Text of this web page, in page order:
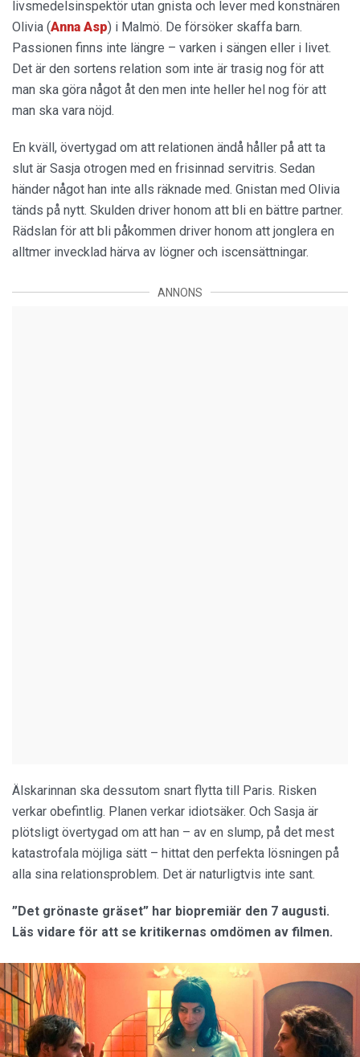
livsmedelsinspektör utan gnista och lever med konstnären
Olivia (Anna Asp) i Malmö. De försöker skaffa barn.
Passionen finns inte längre – varken i sängen eller i livet.
Det är den sortens relation som inte är trasig nog för att
man ska göra något åt den men inte heller hel nog för att
man ska vara nöjd.
En kväll, övertygad om att relationen ändå håller på att ta
slut är Sasja otrogen med en frisinnad servitris. Sedan
händer något han inte alls räknade med. Gnistan med Olivia
tänds på nytt. Skulden driver honom att bli en bättre partner.
Rädslan för att bli påkommen driver honom att jonglera en
alltmer invecklad härva av lögner och iscensättningar.
ANNONS
Älskarinnan ska dessutom snart flytta till Paris. Risken
verkar obefintlig. Planen verkar idiotsäker. Och Sasja är
plötsligt övertygad om att han – av en slump, på det mest
katastrofala möjliga sätt – hittat den perfekta lösningen på
alla sina relationsproblem. Det är naturligtvis inte sant.
”Det grönaste gräset” har biopremiär den 7 augusti.
Läs vidare för att se kritikernas omdömen av filmen.